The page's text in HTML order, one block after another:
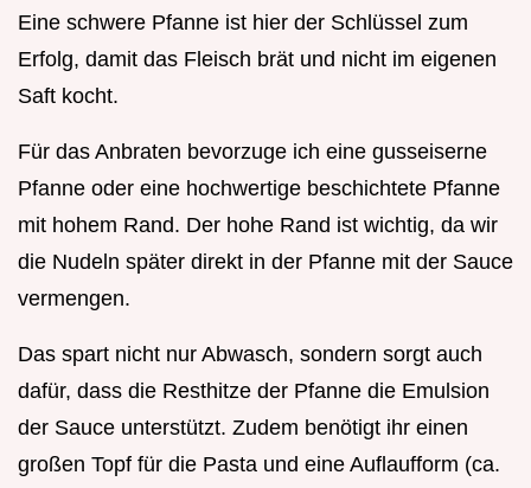
Eine schwere Pfanne ist hier der Schlüssel zum
Erfolg, damit das Fleisch brät und nicht im eigenen
Saft kocht.
Für das Anbraten bevorzuge ich eine gusseiserne
Pfanne oder eine hochwertige beschichtete Pfanne
mit hohem Rand. Der hohe Rand ist wichtig, da wir
die Nudeln später direkt in der Pfanne mit der Sauce
vermengen.
Das spart nicht nur Abwasch, sondern sorgt auch
dafür, dass die Resthitze der Pfanne die Emulsion
der Sauce unterstützt. Zudem benötigt ihr einen
großen Topf für die Pasta und eine Auflaufform (ca.